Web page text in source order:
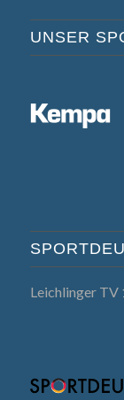
UNSER
Leichlinger TV